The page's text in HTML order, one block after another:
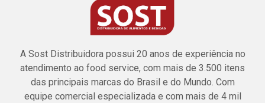
A Sost Distribuidora possui 20 anos de experiência no
atendimento ao food service, com mais de 3.500 itens
das principais marcas do Brasil e do Mundo. Com
equipe comercial especializada e com mais de 4 mil